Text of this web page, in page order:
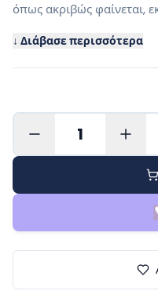
όπως ακριβώς φαίνεται,
↓ Διάβασε περισσότερα
1